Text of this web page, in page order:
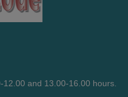
and 13.00-16.00 hours.